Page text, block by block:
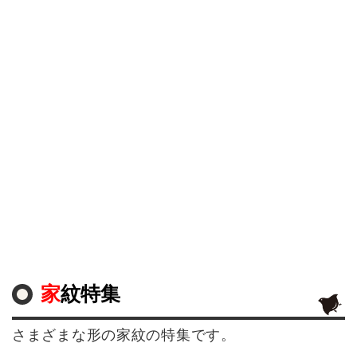
家紋特集
さまざまな形の家紋の特集です。